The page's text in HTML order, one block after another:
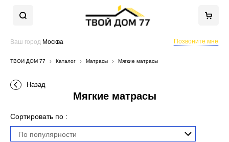
Ваш город Москва Позвоните мне
ТВОЙ ДОМ 77 Каталог Матрасы Мягкие матрасы
Назад
Мягкие матрасы
Сортировать по :
По популярности